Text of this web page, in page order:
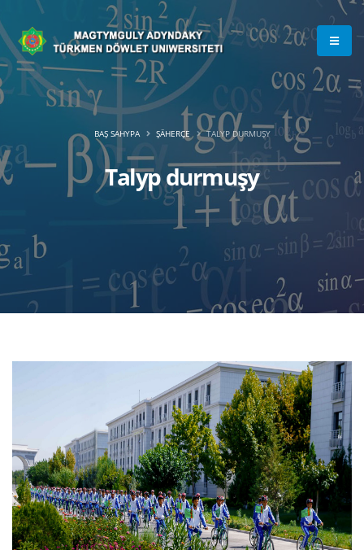
Talyp durmuşy
BAŞ SAHYPA ŞÄHERÇE TALYP DURMUŞY